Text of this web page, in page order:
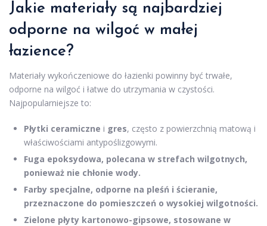
Jakie materiały są najbardziej
odporne na wilgoć w małej
łazience?
Materiały wykończeniowe do łazienki powinny być trwałe,
odporne na wilgoć i łatwe do utrzymania w czystości.
Najpopularniejsze to:
Płytki ceramiczne i gres, często z powierzchnią matową i
właściwościami antypoślizgowymi.
Fuga epoksydowa, polecana w strefach wilgotnych,
ponieważ nie chłonie wody.
Farby specjalne, odporne na pleśń i ścieranie,
przeznaczone do pomieszczeń o wysokiej wilgotności.
Zielone płyty kartonowo-gipsowe, stosowane w